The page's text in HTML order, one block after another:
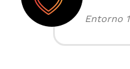
Entorno